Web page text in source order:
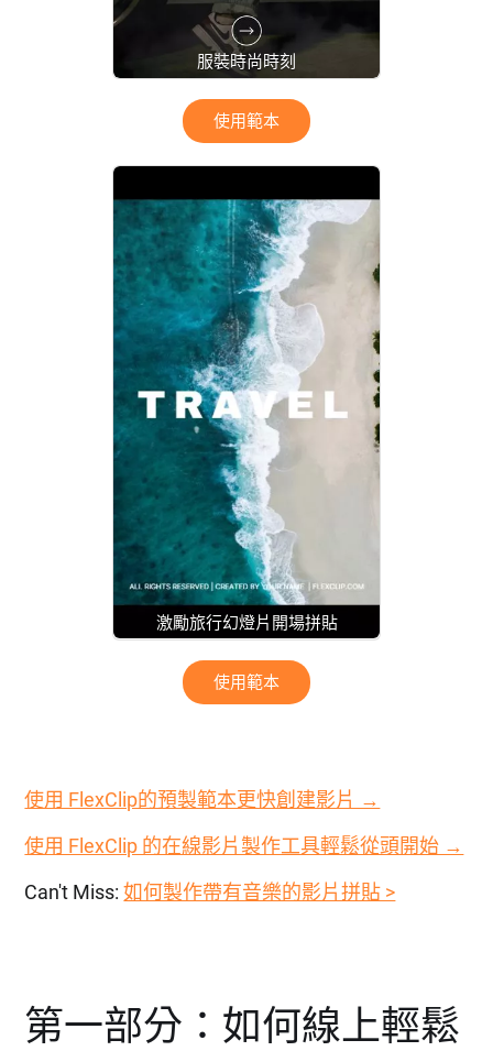
服裝時尚時刻
使用範本
激勵旅行幻燈片開場拼貼
使用範本
使用 FlexClip的預製範本更快創建影片 →
使用 FlexClip 的在線影片製作工具輕鬆從頭開始 →
Can't Miss:如何製作帶有音樂的影片拼貼 >
第一部分：如何線上輕鬆